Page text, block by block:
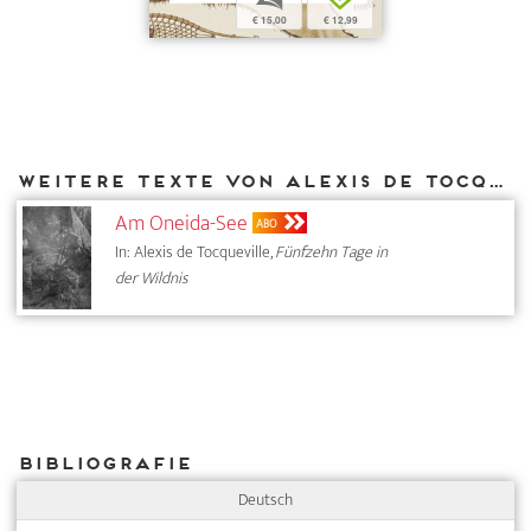
€ 15,00 € 12,99
Weitere Texte von Alexis de Tocqueville bei DIAPHANES
Am Oneida-See ABO
In: Alexis de Tocqueville,Fünfzehn Tage in
der Wildnis
Bibliografie
Deutsch